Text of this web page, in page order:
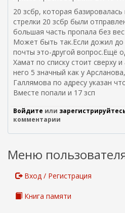
20 зсбр, которая базировалась
стрелки 20 зсбр были
большая часть пропала без
Может быть так.Если дожил до
почты это-другой вопрос.Ещё
Хамат по списку стоит сверху
него 5 значный как у
Галлямова по адресу указан
Вместе попали и 17 зсп
Войдите или
комментарии
Меню
Вход / Регистрация
Книга памяти